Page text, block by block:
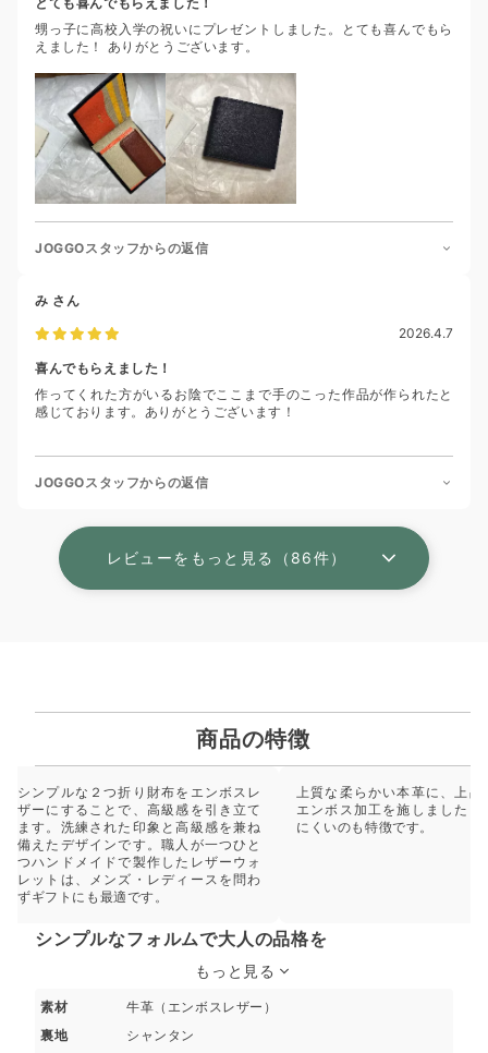
甥っ子に高校入学の祝いにプレゼントしました。とても喜んでもら
えました！ ありがとうございます。
JOGGOスタッフからの返信
み さん
2026.4.7
喜んでもらえました！
作ってくれた方がいるお陰でここまで手のこった作品が作られたと
感じております。ありがとうございます！
JOGGOスタッフからの返信
レビューをもっと見る（86件）
商品の特徴
シンプルな２つ折り財布をエンボスレ
ザーにすることで、高級感を引き立て
ます。洗練された印象と高級感を兼ね
備えたデザインです。職人が一つひと
つハンドメイドで製作したレザーウォ
レットは、メンズ・レディースを問わ
ずギフトにも最適です。
上質な柔らかい本革に、上品
エンボス加工を施しました。
にくいのも特徴です。
シンプルなフォルムで大人の品格を
もっと見る
素材
牛革（エンボスレザー）
裏地
シャンタン